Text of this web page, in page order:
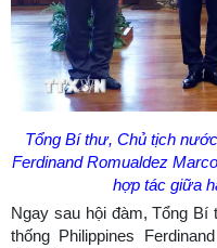
Tổng Bí thư, Chủ tịch
Ferdinand Romualdez
hợp tác giữa
Ngay sau hội đàm, Tổng
thống Philippines